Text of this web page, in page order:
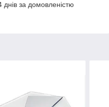
за домовленістю